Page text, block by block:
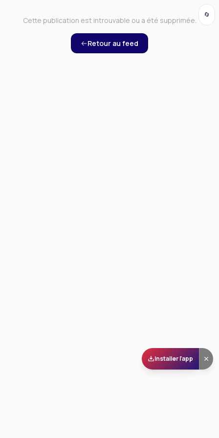
Cette publication est introuvable ou a été supprimée.
Retour au feed
Installer l'app
🔄